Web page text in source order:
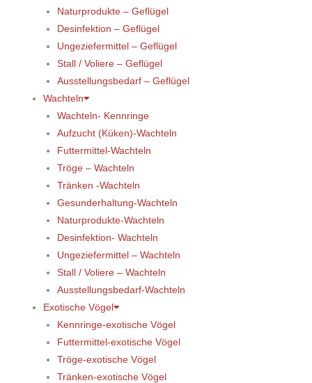
Naturprodukte – Geflügel
Desinfektion – Geflügel
Ungeziefermittel – Geflügel
Stall / Voliere – Geflügel
Ausstellungsbedarf – Geflügel
Wachteln
Wachteln- Kennringe
Aufzucht (Küken)-Wachteln
Futtermittel-Wachteln
Tröge – Wachteln
Tränken -Wachteln
Gesunderhaltung-Wachteln
Naturprodukte-Wachteln
Desinfektion- Wachteln
Ungeziefermittel – Wachteln
Stall / Voliere – Wachteln
Ausstellungsbedarf-Wachteln
Exotische Vögel
Kennringe-exotische Vögel
Futtermittel-exotische Vögel
Tröge-exotische Vögel
Tränken-exotische Vögel